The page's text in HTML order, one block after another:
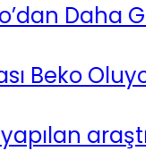
Daha
Oluyor !